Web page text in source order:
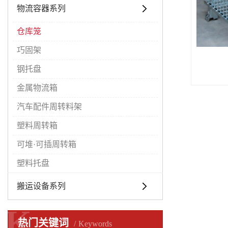
物流容器系列
仓库笼
巧固架
钢托盘
金属物流箱
汽车配件周转料架
塑料周转箱
可堆·可插周转箱
塑料托盘
搬运设备系列
热门关键词 Keywords